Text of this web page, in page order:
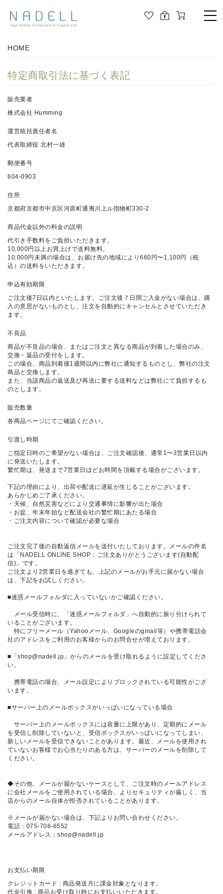
TOP
CUT&SEWN
KNIT
SHIRT / BLOUSE
SKIRT
GOODS
FORMAL
JOURNAL
ABOUT
ABOUT US
HOME
特定商取引法に基づく表記
販売業者
株式会社 Humming
運営統括責任者名
代表取締役 北村一雄
郵便番号
604-0903
住所
京都府京都市中京区河原町通夷川上ル指物町330-2
商品代金以外の料金の説明
代引き手数料をご負担いただきます。
10,000円以上お買上げで送料無料。
10,000円未満の場合は、お届け先の地域により660円〜1,100円（税
込）の送料をいただきます。
申込有効期限
ご注文後7日以内といたします。ご注文後７日間ご入金がない場合は、購
入の意思がないものとし、注文を自動的にキャンセルとさせていただき
ます。
不良品
商品が不良品の場合、またはご注文と異なる商品が到着した場合のみ、
交換・返品の受付をします。
この場合、商品到着後1週間以内に弊社に通知するものとし、弊社の注文
商品と交換します。
また、当該商品の返送及び再送に要する送料などは弊社にて負担するも
のとします。
販売数量
各商品ページにてご確認ください。
引渡し時期
ご指定日時のご希望がない場合は、ご注文確認後、通常1〜3営業日以内
に発送いたします。
繁忙期は、発送まで7営業日ほどお時間を頂戴する場合がございます。
下記の理由により、出荷や配送に遅延が生じることがございます。
あらかじめご了承ください。
・天候、自然災害などにより交通事情に影響が出た場合
・お盆、年末年始など配送会社の繁忙期にあたる場合
・ご注文内容について確認が必要な場合
ご注文完了後の自動返信メールを送付いたしております。メールの件名
は「NADELL ONLINE SHOP：ご注文ありがとうございます(自動配
信)」です。
ご注文より2営業日を過ぎても、上記のメールがお手元に届かない場合
は、下記をお試しください。
■迷惑メールフォルダに入っていないかご確認ください。
メール受信時に、「迷惑メールフォルダ」へ自動的に振り分けられて
いることがございます。
特にフリーメール（Yahooメール、Googleのgmail等）や携帯電話会
社のアドレスをご利用のお客様からのお問合せが増えております。
■「shop@nadell.jp」からのメールを受け取れるように設定してくださ
い。
携帯電話の場合、メール設定によりブロックされている可能性がござ
います。
■サーバー上のメールボックスがいっぱいになっている場合
サーバー上のメールボックスには容量に上限があり、定期的にメール
を受信し削除していないと、受信ボックスがいっぱいになってしまい、
新しいメールを受信できないことがあります。最近、メールを使用され
ていないお客様でお心当たりのある方は、サーバーのメールを削除して
ください。
◆その他、メールが届かないケースとして、ご注文時のメールアドレス
に会社メールをご使用されている場合、よりセキュリティが厳しく、当
店からのメール自体が拒否されていることがあります。
※メールが届かない場合は、下記よりお問い合わせください。
電話：075-708-6552
メールアドレス：shop@nadell.jp
お支払い期限
クレジットカード : 商品発送月に課金対象となります。
代金引換 : 商品お受け取り時にお支払いいただきます。